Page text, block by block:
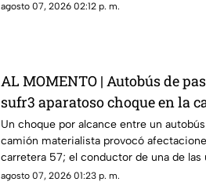
agosto 07, 2026 02:12 p. m.
AL MOMENTO | Autobús de
sufr3 aparatoso choque en la
57
Un choque por alcance entre un
camión materialista provocó
carretera 57; el conductor de una de las
quedó prensado.
agosto 07, 2026 01:23 p. m.